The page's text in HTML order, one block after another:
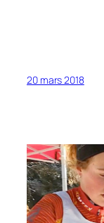
20 mars 2018